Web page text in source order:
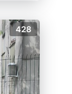
428